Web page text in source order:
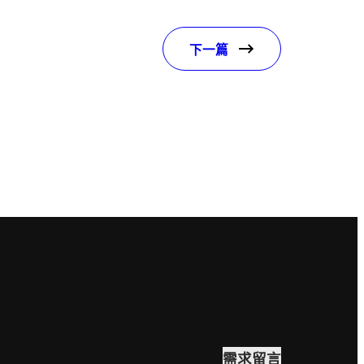
下一篇
需求留言